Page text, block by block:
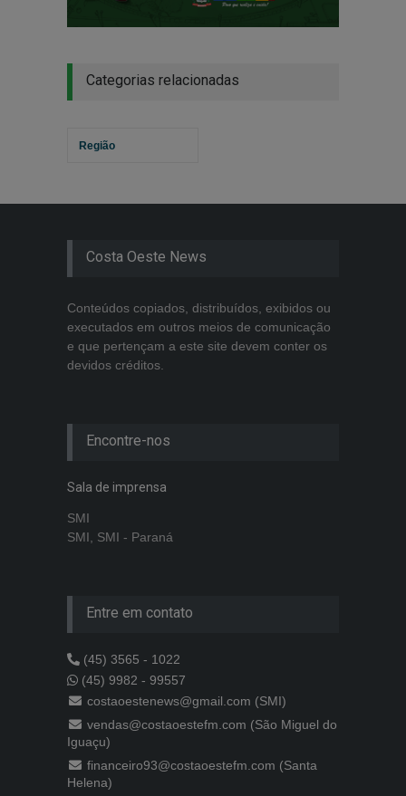
Categorias relacionadas
Região
Costa Oeste News
Conteúdos copiados, distribuídos, exibidos ou
executados em outros meios de comunicação
e que pertençam a este site devem conter os
devidos créditos.
Encontre-nos
Sala de imprensa
SMI
SMI, SMI - Paraná
Entre em contato
(45) 3565 - 1022
(45) 9982 - 99557
costaoestenews@gmail.com (SMI)
vendas@costaoestefm.com (São Miguel do
Iguaçu)
financeiro93@costaoestefm.com (Santa
Helena)